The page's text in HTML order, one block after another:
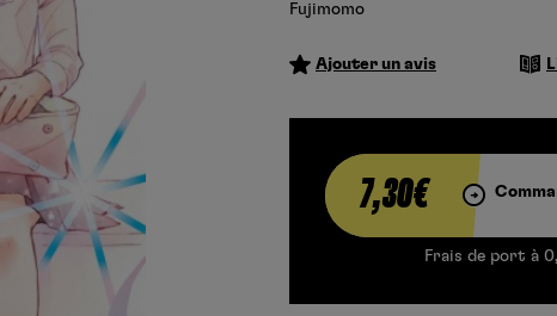
Fujimomo
Ajouter un avis
7,30€
Frais de port à